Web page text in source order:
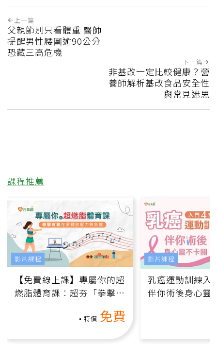
上一篇
父親節別只看體重 醫師
提醒男性腰圍逾90公分
恐藏三高危機
下一篇
非基改一定比較健康？營
養師解析基改食品安全性
與常見迷思
課程推薦
【免費線上課】專屬你的超
燃脂體育課：超夯「拳擊有
特價 免費
影片課程
乳癌運動訓練入
伴你術後身心靈
影片課程